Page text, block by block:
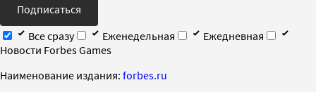
Подписаться
Все сразу
Еженедельная
Ежедневная
Новости Forbes Games
Наименование издания: forbes.ru